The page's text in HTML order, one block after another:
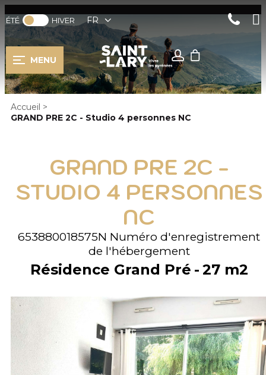
ÉTÉ HIVER FR
MENU
Accueil >
GRAND PRE 2C - Studio 4 personnes NC
GRAND PRE 2C -
STUDIO 4 PERSONNES
NC
653880018575N Numéro d'enregistrement
de l'hébergement
Résidence Grand Pré 27 m2